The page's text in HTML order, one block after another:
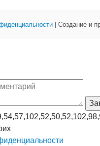
| Создание и